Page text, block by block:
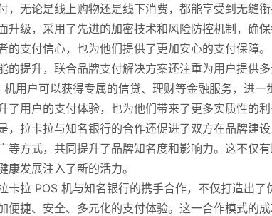
，无论是线上购物还是线下消费，都能享受到无缝
升级，采用了先进的加密技术和风险防控机制，确
的支付信心，也为他们提供了更加安心的支付保障。
的提升，联合品牌支付解决方案还注重为用户提供
机用户可以获得专属的信贷、理财等金融服务，进一
了用户的支付体验，也为他们带来了更多实质性的利
，拉卡拉与知名银行的合作还促进了双方在品牌建
等方式，共同提升了品牌知名度和影响力。这不仅
康发展注入了新的活力。
卡拉 POS 机与知名银行的携手合作，不仅打造出
便捷、安全、多元化的支付体验。这一合作模式的